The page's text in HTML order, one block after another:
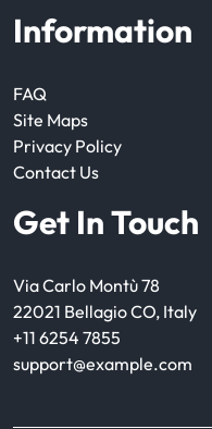
Information
FAQ
Site Maps
Privacy Policy
Contact Us
Get In Touch
Via Carlo Montù 78
22021 Bellagio CO, Italy
+11 6254 7855
support@example.com